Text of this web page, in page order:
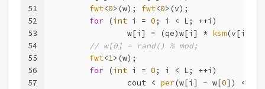
51
52
53
54
55
56
57
fwt<0>(w); fwt<0>(v);
for (int i = 0 ; i < L; ++i)
		w[i] = (qe)w[i] *
ksm(v[i]) %
// w[0] = rand() % mod;
fwt<1>(w);
for (int i = 0 ; i < L; ++i)
		cout <
per (w[i] - w[0]) <